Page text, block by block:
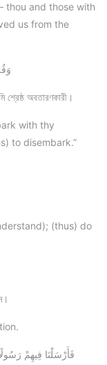
thou and those with
us from the
অবতারণকারী।
with thy
to disembark.”
(thus) do